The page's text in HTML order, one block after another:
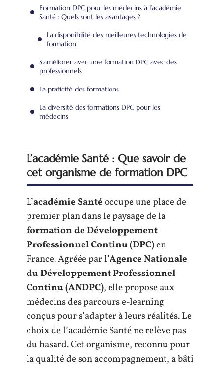
Formation DPC pour les médecins à l’académie
Santé : Quels sont les avantages ?
La disponibilité des meilleures technologies de
formation
S’améliorer avec une formation DPC avec des
professionnels
La praticité des formations
La diversité des formations DPC pour les
médecins
L’académie Santé : Que savoir de
cet organisme de formation DPC
L’académie Santéoccupe une place de
premier plan dans le paysage de la
formation de Développement
Professionnel Continu (DPC)en
France. Agréée par l’Agence Nationale
du Développement Professionnel
Continu (ANDPC), elle propose aux
médecins des parcours e-learning
conçus pour s’adapter à leurs réalités. Le
choix de l’académie Santé ne relève pas
du hasard. Cet organisme, reconnu pour
la qualité de son accompagnement, a bâti